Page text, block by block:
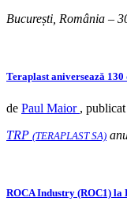
București, România –
Teraplast aniversează
de Paul Maior ,
TRP (TERAPLAST SA)
ROCA Industry (ROC1)